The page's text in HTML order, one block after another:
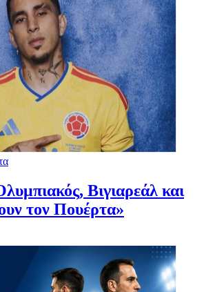
Βιγιαρεάλ και
τον Πουέρτα»